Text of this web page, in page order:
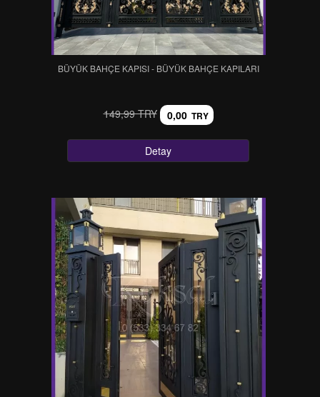
BÜYÜK BAHÇE KAPISI - BÜYÜK BAHÇE KAPILARI
149,99 TRY 0,00 TRY
Detay